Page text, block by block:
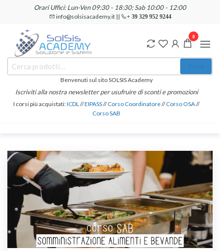
contenuto
Orari Uffici: Lun-Ven 09:30 - 18:30; Sab 10:00 - 12:00
info@solsisacademy.it || + 39 329 952 9244
SOLSIS
Academy
Corsi e
Certificazioni
Linguistiche
Benvenuti sul sito SOLSIS Academy
Iscriviti alla nostra newsletter per usufruire di sconti e promozioni
I corsi più acquistati:ICDL//EIPASS//Corso Coordinatore//Corso OSA//
Corso SAB
0